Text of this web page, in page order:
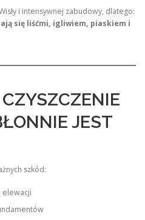
i intensywnej zabudowy, dlatego:
się liśćmi, igliwiem, piaskiem i
JEST
szkód: